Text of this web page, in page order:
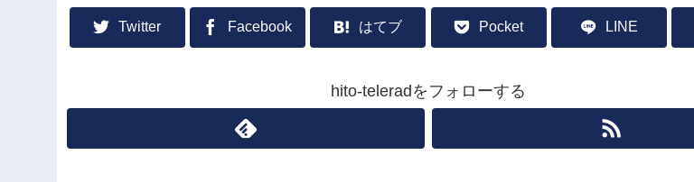
Twitter Facebook はてブ Pocket LINE
hito-teleradをフォローする